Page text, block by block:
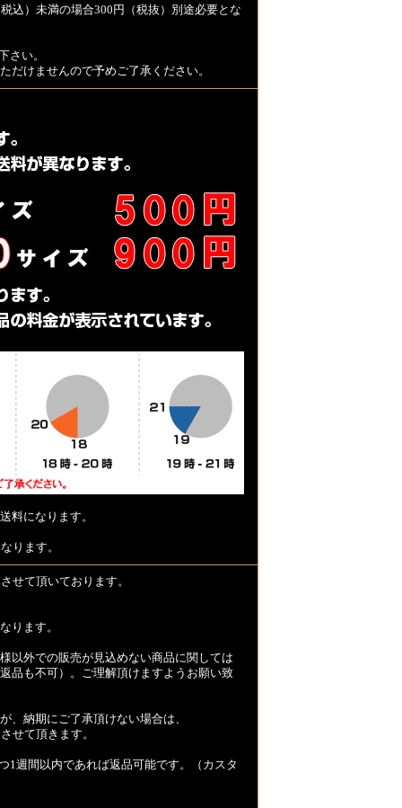
込）未満の場合300円（税抜）別途必要とな
さい。
だけませんので予めご了承ください。
料になります。
ります。
せて頂いております。
ります。
以外での販売が見込めない商品に関しては
品も不可）。ご理解頂けますようお願い致
、納期にご了承頂けない場合は、
せて頂きます。
週間以内であれば返品可能です。（カスタ